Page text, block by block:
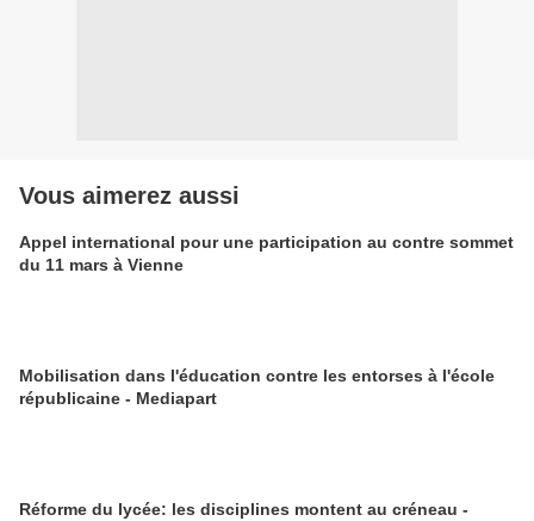
Vous aimerez aussi
Appel international pour une participation au contre sommet
du 11 mars à Vienne
Mobilisation dans l'éducation contre les entorses à l'école
républicaine - Mediapart
Réforme du lycée: les disciplines montent au créneau -